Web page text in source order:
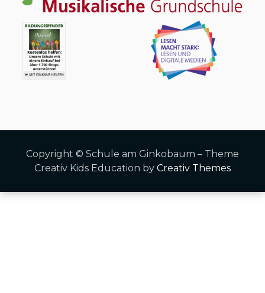
Copyright © Schule am Ginkobaum – Theme
Creativ Kids Education by Creativ Themes